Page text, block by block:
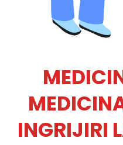
INGRIJIRI